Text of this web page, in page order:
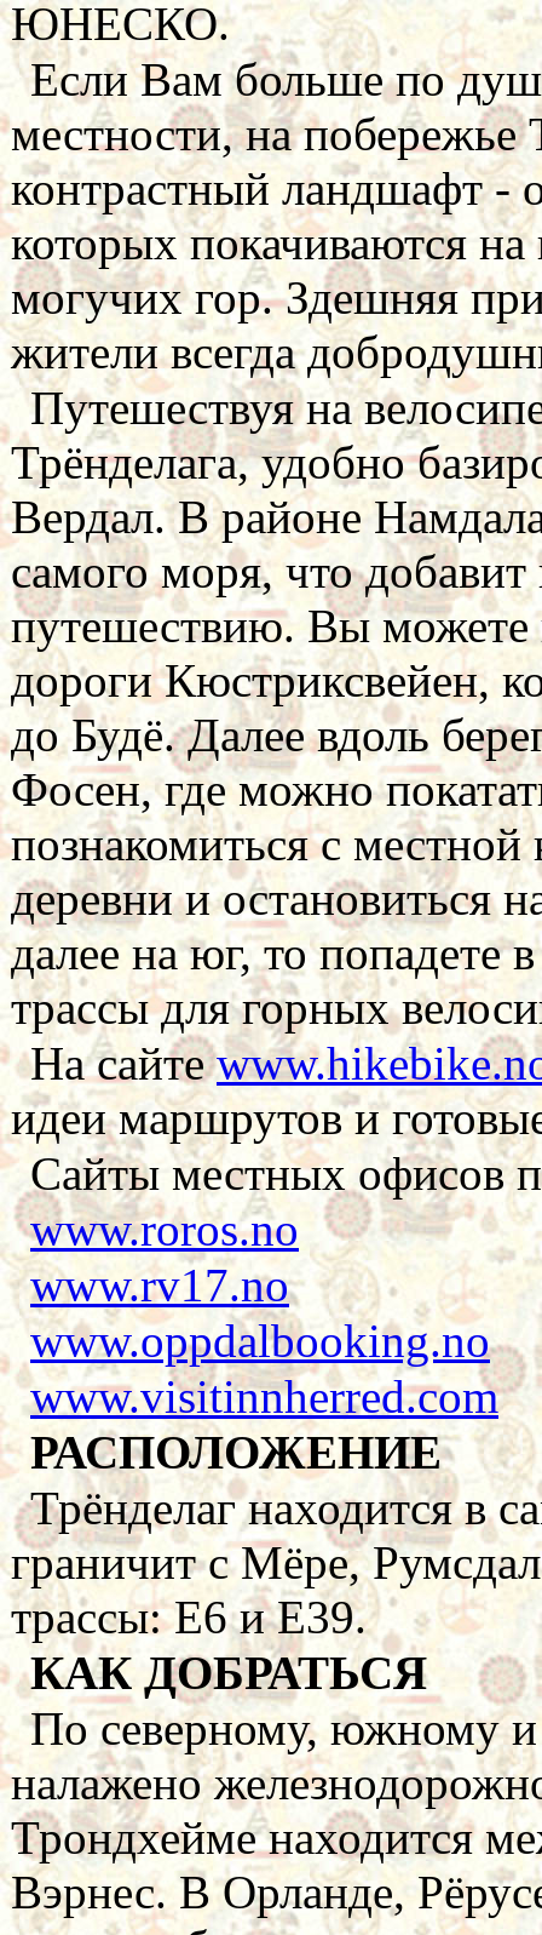
ЮНЕСКО.
Если Вам больше по
местности, на побережье
контрастный ландшафт -
которых покачиваются
могучих гор. Здешняя
жители всегда
Путешествуя на
Трёнделага, удобно
Вердал. В районе
самого моря, что
путешествию. Вы можете
дороги Кюстриксвейен,
до Будё. Далее вдоль
Фосен, где можно
познакомиться с
деревни и остановиться
далее на юг, то попадете
трассы для горных
На сайте
идеи маршрутов и
Сайты местных офисов
www.roros.no
www.rv17.no
www.oppdalbooking.no
www.visitinnherred.com
РАСПОЛОЖЕНИЕ
Трёнделаг находится в
граничит с Мёре,
трассы: Е6 и Е39.
КАК ДОБРАТЬСЯ
По северному, южному и
налажено
Трондхейме находится
Вэрнес. В Орланде,